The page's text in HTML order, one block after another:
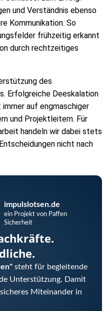
und Verständnis ebenso
Kommunikation. So
frühzeitig erkannt
durch rechtzeitiges
des
Erfolgreiche Deeskalation
auf engmaschiger
und Projektleitern. Für
handeln wir dabei stets
nicht nach
steht für begleitende
Unterstützung. Damit
Miteinander in
impulslotsen.de
ein Projekt von Paffen
Sicherheit